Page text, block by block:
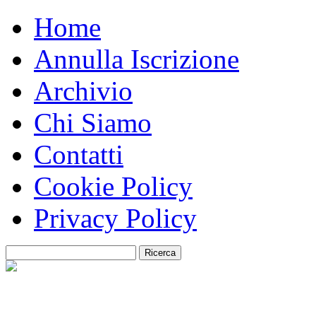
Home
Annulla Iscrizione
Archivio
Chi Siamo
Contatti
Cookie Policy
Privacy Policy